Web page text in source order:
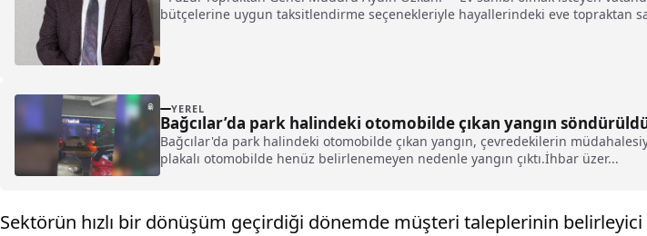
bütçelerine uygun taksitlendirme seçenekleriyle hayallerindeki eve topraktan
YEREL
Bağcılar’da park halindeki otomobilde çıkan yangın
Bağcılar'da park halindeki otomobilde çıkan yangın, çevredekilerin
plakalı otomobilde henüz belirlenemeyen nedenle yangın çıktı.İhbar üzer...
Sektörün hızlı bir dönüşüm geçirdiği dönemde müşteri taleplerinin